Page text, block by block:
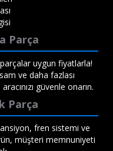
Parça
uygun fiyatlarla!
ve daha fazlası
güvenle onarın.
Parça
fren sistemi ve
müşteri memnuniyeti